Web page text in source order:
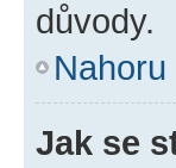
důvody.
Nahoru
Jak se